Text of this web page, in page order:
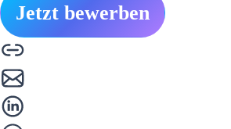
Jetzt bewerben